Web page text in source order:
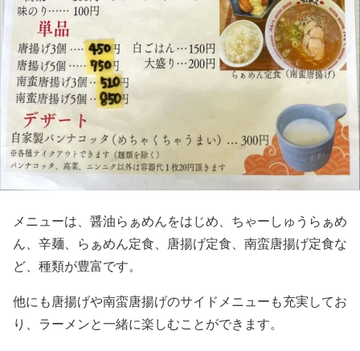
メニューは、醤油らぁめんをはじめ、ちゃーしゅうらぁめ
ん、辛麺、らぁめん定食、唐揚げ定食、南蛮唐揚げ定食な
ど、種類が豊富です。
他にも唐揚げや南蛮唐揚げのサイドメニューも充実してお
り、ラーメンと一緒に楽しむことができます。